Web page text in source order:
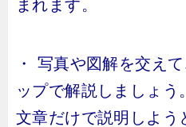
まれます。
・ 写真や図解を交え
ップで解説しましょう。
文章だけで説明しよう